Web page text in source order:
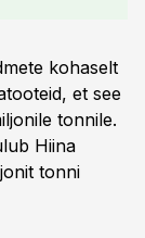
kohaselt
et see
tonnile.
Hiina
tonni